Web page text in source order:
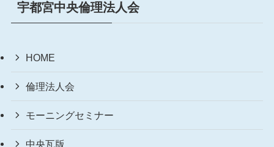
宇都宮中央倫理法人会
HOME
倫理法人会
モーニングセミナー
中央瓦版